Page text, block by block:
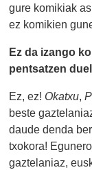
gure komikiak
ez komikien
Ez da izango
pentsatzen
Ez, ez! Okatxu,
beste
daude denda
txokora!
gaztelaniaz,